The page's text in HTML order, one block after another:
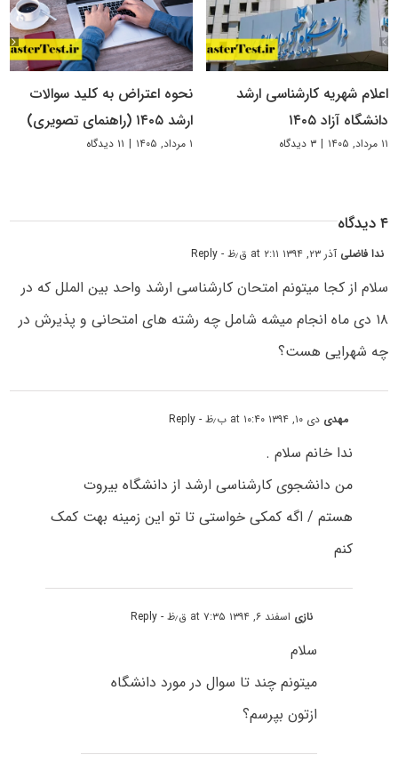
اعلام شهریه کارشناسی ارشد
دانشگاه آزاد ۱۴۰۵
۱۱ مرداد, ۱۴۰۵ | ۳ دیدگاه
نحوه اعتراض به کلید سوالات
ارشد ۱۴۰۵ (راهنمای تصویری)
۱ مرداد, ۱۴۰۵ | ۱۱ دیدگاه
۴ دیدگاه
ندا فاضلی آذر ۲۳, ۱۳۹۴ at ۲:۱۱ ق٫ظ - Reply
سلام از کجا میتونم امتحان کارشناسی ارشد واحد بین الملل که در
۱۸ دی ماه انجام میشه شامل چه رشته های امتحانی و پذیرش در
چه شهرایی هست؟
مهدى دی ۱۰, ۱۳۹۴ at ۱۰:۴۰ ب٫ظ - Reply
ندا خانم سلام .
من دانشجوى کارشناسى ارشد از دانشگاه بیروت
هستم / اگه کمکی خواستى تا تو این زمینه بهت کمک
کنم
نازی اسفند ۶, ۱۳۹۴ at ۷:۳۵ ق٫ظ - Reply
سلام
میتونم چند تا سوال در مورد دانشگاه
ازتون بپرسم؟